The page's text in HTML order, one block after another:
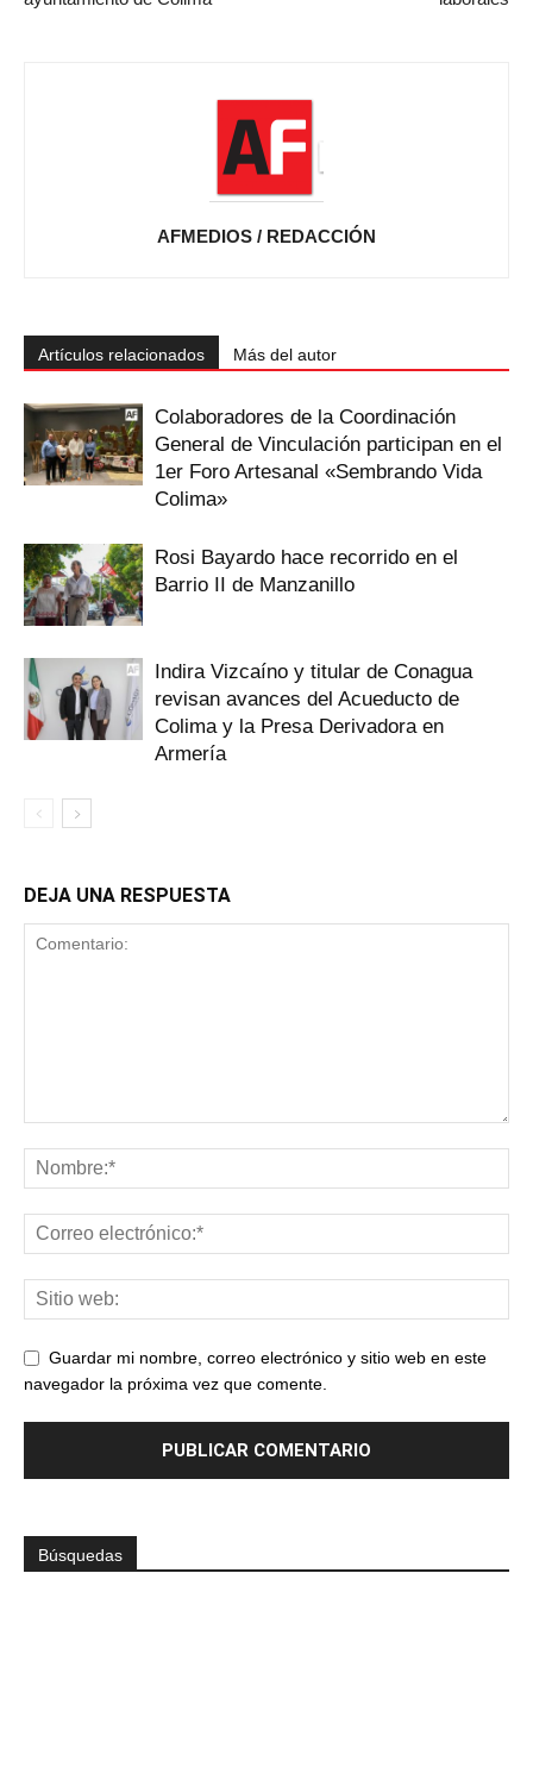
AFMEDIOS / REDACCIÓN
Artículos relacionados Más del autor
Colaboradores de la Coordinación
General de Vinculación participan en el
1er Foro Artesanal «Sembrando Vida
Colima»
Rosi Bayardo hace recorrido en el
Barrio II de Manzanillo
Indira Vizcaíno y titular de Conagua
revisan avances del Acueducto de
Colima y la Presa Derivadora en
Armería
DEJA UNA RESPUESTA
Guardar mi nombre, correo electrónico y sitio web en este
navegador la próxima vez que comente.
Búsquedas